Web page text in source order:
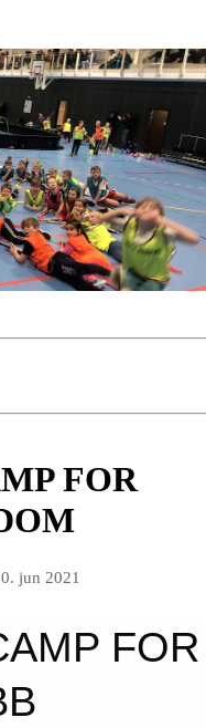
FOR
jun 2021